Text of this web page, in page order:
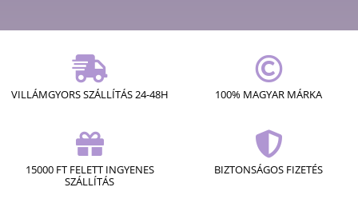
VILLÁMGYORS SZÁLLÍTÁS 24-48H 100% MAGYAR MÁRKA
15000 FT FELETT INGYENES
SZÁLLÍTÁS
BIZTONSÁGOS FIZETÉS